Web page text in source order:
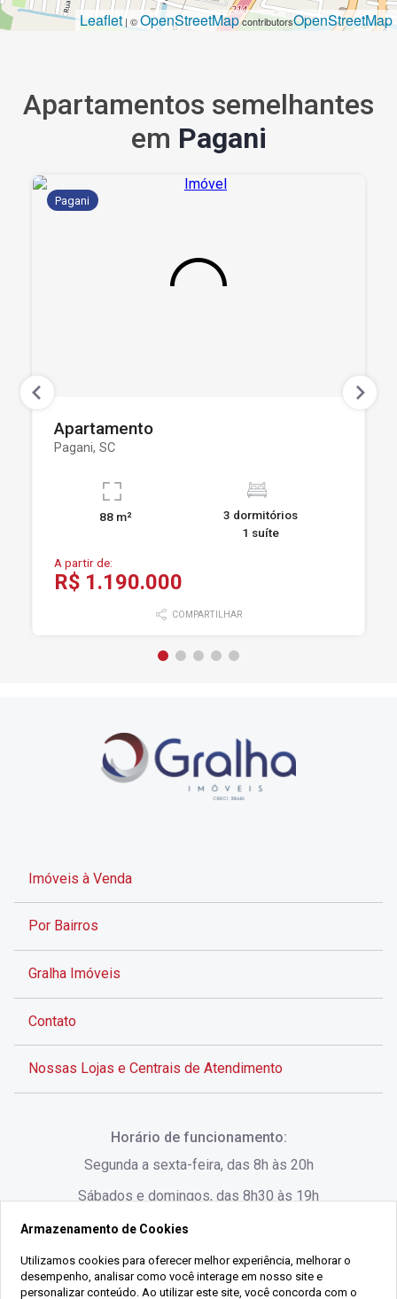
Leaflet | ©OpenStreetMapcontributorsOpenStreetMap
Apartamentos semelhantes
em Pagani
Pagani
Apartamento
Pagani, SC
88 m²
3 dormitórios
1 suíte
A partir de:
R$ 1.190.000
COMPARTILHAR
Imóveis à Venda
Por Bairros
Gralha Imóveis
Contato
Nossas Lojas e Centrais de Atendimento
Rua Lauro Linhares, 1080 - Trindade, Florianópolis -
SC
(48) 3220-1045
Horário de funcionamento:
Segunda a sexta-feira, das 8h às 20h
Sábados e domingos, das 8h30 às 19h
Armazenamento de Cookies
Utilizamos cookies para oferecer melhor experiência, melhorar o
desempenho, analisar como você interage em nosso site e
personalizar conteúdo. Ao utilizar este site, você concorda com o